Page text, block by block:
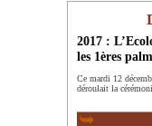
2017 :
les 1ères
Ce mardi 12
déroulait la